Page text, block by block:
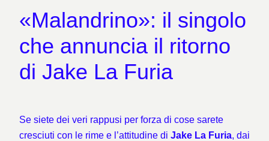
«Malandrino»: il singolo
che annuncia il ritorno
di Jake La Furia
Se siete dei veri rappusi per forza di cose sarete
cresciuti con le rime e l’attitudine di Jake La Furia, dai